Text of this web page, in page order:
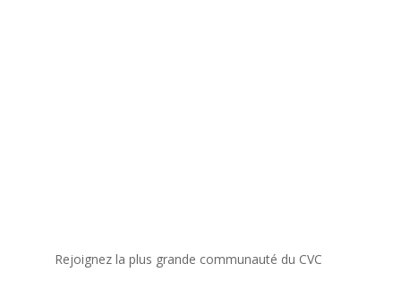
Rejoignez la plus grande communauté du CVC